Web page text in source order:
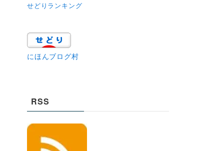
せどりランキング
にほんブログ村
RSS